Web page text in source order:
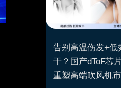
告别高温伤发+低
干？国产dToF芯
重塑高端吹风机